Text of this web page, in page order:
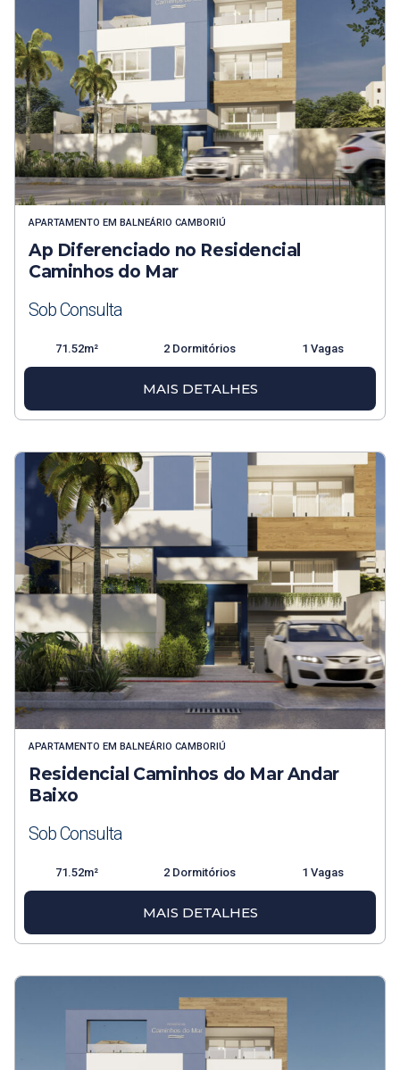
APARTAMENTO EM BALNEÁRIO CAMBORIÚ
Ap Diferenciado no Residencial
Caminhos do Mar
Sob Consulta
71.52m² 2 Dormitórios 1 Vagas
MAIS DETALHES
APARTAMENTO EM BALNEÁRIO CAMBORIÚ
Residencial Caminhos do Mar Andar
Baixo
Sob Consulta
71.52m² 2 Dormitórios 1 Vagas
MAIS DETALHES